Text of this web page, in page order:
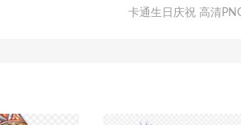
卡通生日庆祝 高清